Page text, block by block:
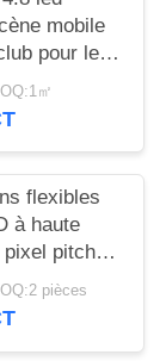
mobile
pour le
㎡
flexibles
à haute
pixel pitch
les lieux
pièces